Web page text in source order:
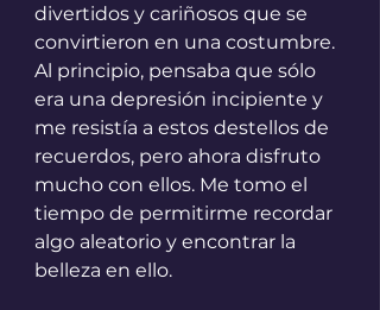
divertidos y cariñosos que se
convirtieron en una costumbre.
Al principio, pensaba que sólo
era una depresión incipiente y
me resistía a estos destellos de
recuerdos, pero ahora disfruto
mucho con ellos. Me tomo el
tiempo de permitirme recordar
algo aleatorio y encontrar la
belleza en ello.